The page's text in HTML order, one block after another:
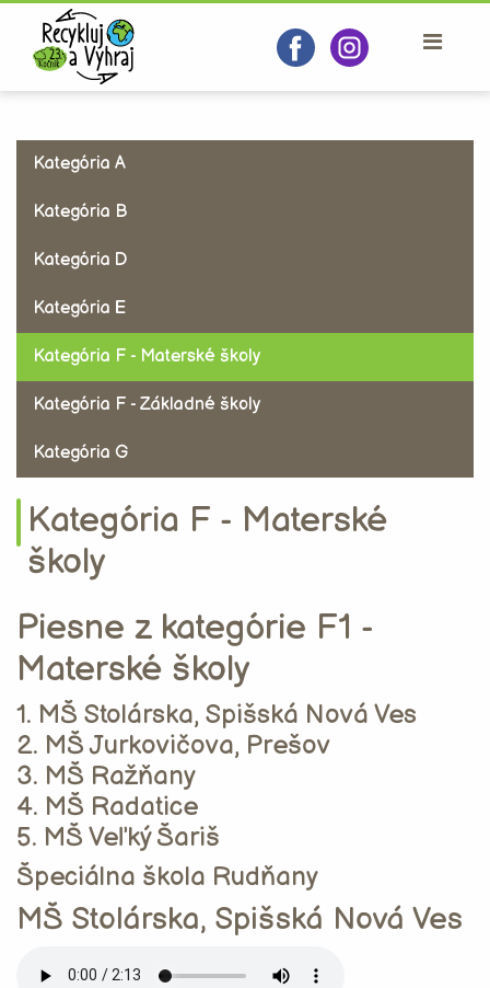
Kategória A
Kategória B
Kategória D
Kategória E
Kategória F - Materské školy
Kategória F - Základné školy
Kategória G
Kategória F - Materské
školy
Piesne z kategórie F1 -
Materské školy
1. MŠ Stolárska, Spišská Nová Ves
2. MŠ Jurkovičova, Prešov
3. MŠ Ražňany
4. MŠ Radatice
5. MŠ Veľký Šariš
Špeciálna škola Rudňany
MŠ Stolárska, Spišská Nová Ves